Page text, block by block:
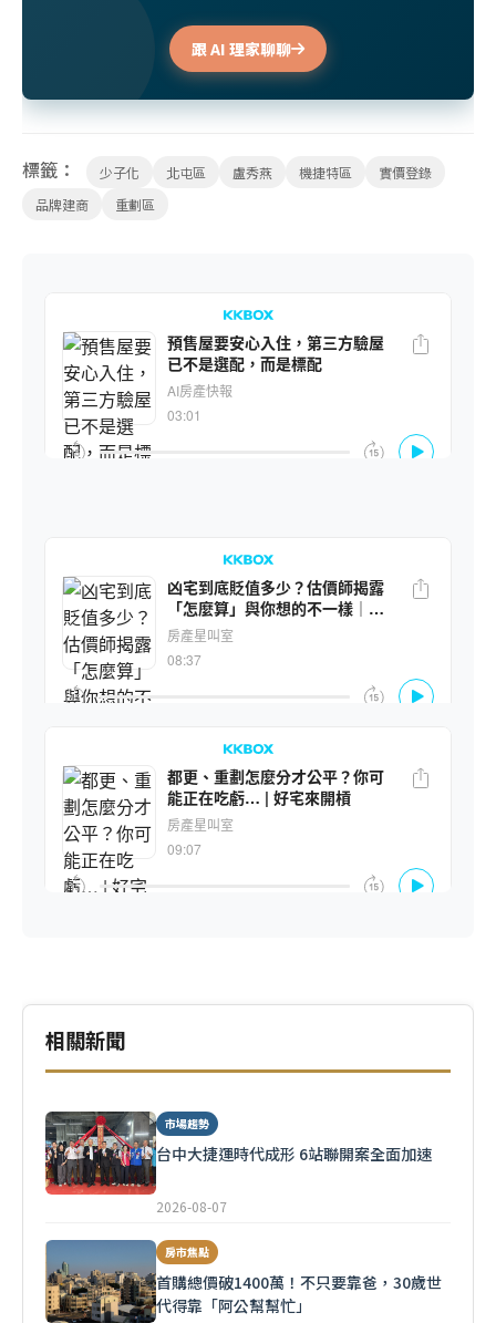
跟 AI 理家聊聊
標籤： 少子化 北屯區 盧秀燕 機捷特區
實價登錄
品牌建商
重劃區
相關新聞
市場趨勢
台中大捷運時代成形 6站聯開案全面加速
2026-08-07
房市焦點
首購總價破1400萬！不只要靠爸，30歲世
代得靠「阿公幫幫忙」